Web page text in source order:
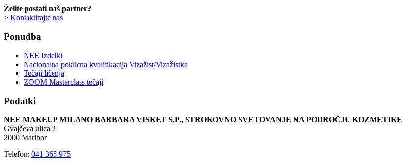
Želite postati naš partner?
> Kontaktirajte nas
Ponudba
NEE Izdelki
Nacionalna poklicna kvalifikacija Vizažist/Vizažistka
Tečaji ličenja
ZOOM Masterclass tečaji
Podatki
NEE MAKEUP MILANO BARBARA VISKET S.P., STROKOVNO SVETOVANJE NA PODROČJU KOZMETIKE
Gvajčeva ulica 2
2000 Maribor
Telefon: 041 365 975